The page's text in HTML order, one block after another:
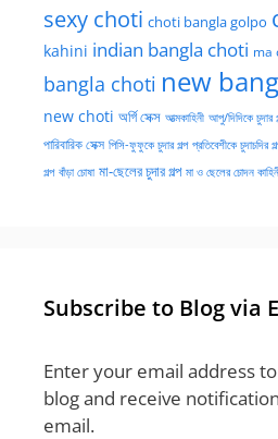
sexy choti choti bangla golpo
kahini indian bangla choti ma
bangla choti new
new choti অর্গি সেক্স আত্মকাহিনী আপু/দিদিকে চুদার
পারিবারিক সেক্স পিসি-ফুফুকে চুদার গল্প প্রতিবেশীকে চুদাচদির
গল্প বাঁড়া চোষা মা-ছেলের চুদার গল্প মা ও ছেলের চোদন
Subscribe to Blog via
Enter your email address
blog and receive
email.